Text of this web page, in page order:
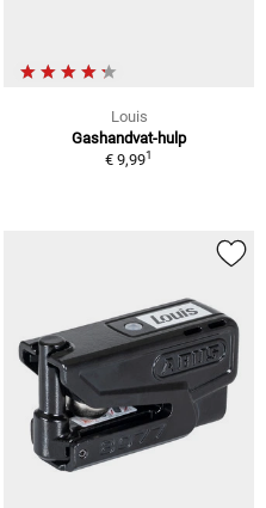
Louis
Gashandvat-hulp
€ 9,991